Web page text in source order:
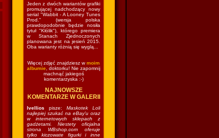
Jeden z dwóch wariantów grafiki
promującej nadchodzący nowy
serial "Wabbit - A Looney Tunes
Prod." (wersja polska
prawdopodobnie będzie nosiła
tytuł "Kłólik"), którego premiera
w Stanach Zjednoczonych
planowana jest na jesień 2015.
Oba warianty różnią się wyglą...
Więcej zdjęć znajdziesz wmoim
albumie , doktorku! Nie zapomnij
machnąć jakiegoś
komentarzyska :-)
NAJNOWSZE
KOMENTARZE W GALERII
Ivellios pisze: Maskotek Loli
najlepiej szukać na eBay'u oraz
w internetowych sklepach z
gadżetami. Niestety oficjalna
strona WBshop.com oferuje
tylko kiczowate figurki i inne